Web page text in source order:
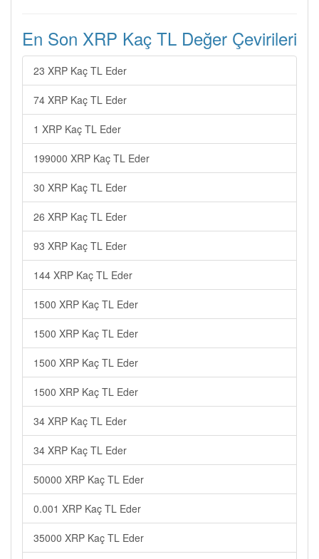
En Son XRP Kaç TL Değer Çevirileri
23 XRP Kaç TL Eder
74 XRP Kaç TL Eder
1 XRP Kaç TL Eder
199000 XRP Kaç TL Eder
30 XRP Kaç TL Eder
26 XRP Kaç TL Eder
93 XRP Kaç TL Eder
144 XRP Kaç TL Eder
1500 XRP Kaç TL Eder
1500 XRP Kaç TL Eder
1500 XRP Kaç TL Eder
1500 XRP Kaç TL Eder
34 XRP Kaç TL Eder
34 XRP Kaç TL Eder
50000 XRP Kaç TL Eder
0.001 XRP Kaç TL Eder
35000 XRP Kaç TL Eder